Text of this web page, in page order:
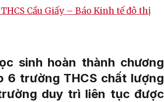
Cầu Giấy – Báo Kinh tế đô thị
sinh hoàn thành chương
6 trường THCS chất lượng
duy trì liên tục được